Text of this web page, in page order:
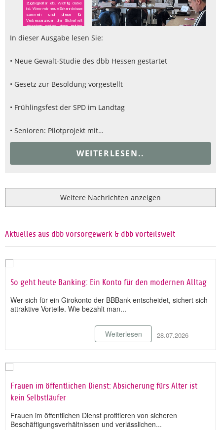
In dieser Ausgabe lesen Sie:
• Neue Gewalt-Studie des dbb Hessen gestartet
• Gesetz zur Besoldung vorgestellt
• Frühlingsfest der SPD im Landtag
• Senioren: Pilotprojekt mit…
WEITERLESEN..
Weitere Nachrichten anzeigen
Aktuelles aus dbb vorsorgewerk & dbb vorteilswelt
So geht heute Banking: Ein Konto für den modernen Alltag
Wer sich für ein Girokonto der BBBank entscheidet, sichert sich
attraktive Vorteile. Wie bezahlt man...
28.07.2026
Weiterlesen
Frauen im öffentlichen Dienst: Absicherung fürs Alter ist
kein Selbstläufer
Frauen im öffentlichen Dienst profitieren von sicheren
Beschäftigungsverhältnissen und verlässlichen...